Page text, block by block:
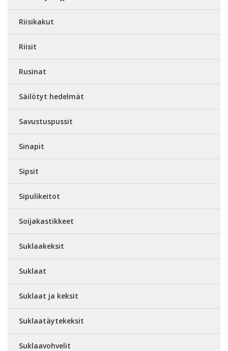
Riisikakut
Riisit
Rusinat
Säilötyt hedelmät
Savustuspussit
Sinapit
Sipsit
Sipulikeitot
Soijakastikkeet
Suklaakeksit
Suklaat
Suklaat ja keksit
Suklaatäytekeksit
Suklaavohvelit